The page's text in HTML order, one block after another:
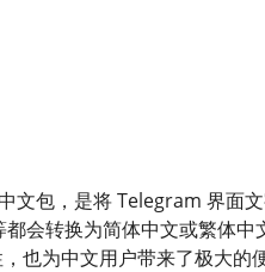
包，是将 Telegram 界面
会转换为简体中文或繁体中
为中文用户带来了极大的便